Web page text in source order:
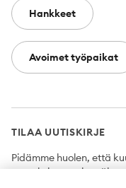
Hankkeet
Avoimet työpaikat
TILAA UUTISKIRJE
Pidämme huolen, että
uutuuksista